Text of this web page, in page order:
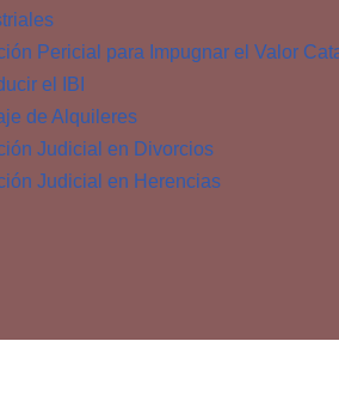
Pericial para Impugnar el Valor
el IBI
de Alquileres
Judicial en Divorcios
Judicial en Herencias